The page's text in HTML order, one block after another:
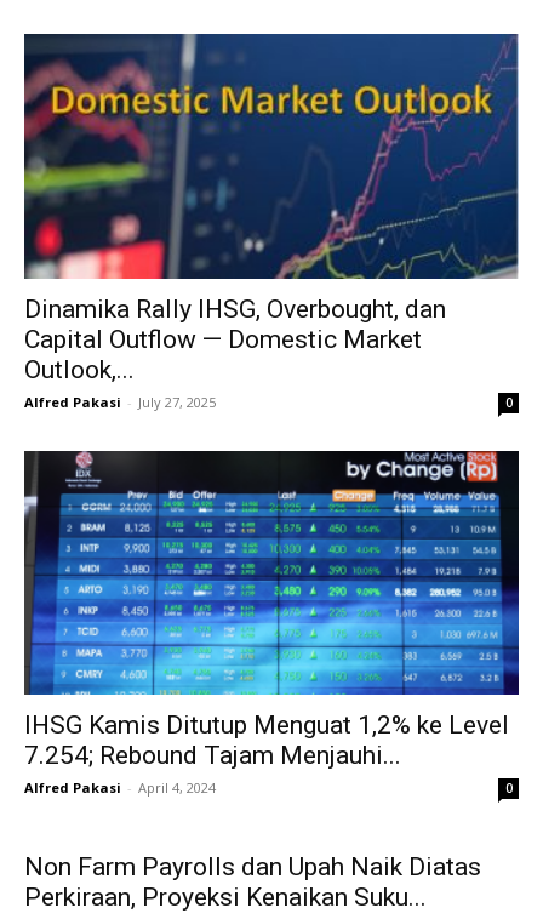
Dinamika Rally IHSG, Overbought, dan
Capital Outflow — Domestic Market
Outlook,...
Alfred Pakasi - July 27, 2025 0
IHSG Kamis Ditutup Menguat 1,2% ke Level
7.254; Rebound Tajam Menjauhi...
Alfred Pakasi - April 4, 2024 0
Non Farm Payrolls dan Upah Naik Diatas
Perkiraan, Proyeksi Kenaikan Suku...